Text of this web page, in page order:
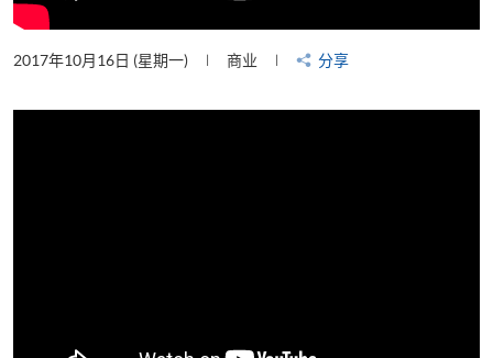
2017年10月16日 (星期一) 商业 分享